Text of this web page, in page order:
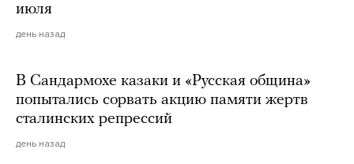
июля
день назад
В Сандармохе казаки и «Русская община»
попытались сорвать акцию памяти жертв
сталинских репрессий
день назад